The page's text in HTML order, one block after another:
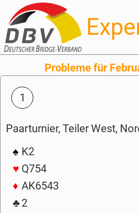
Probleme für
1
Paarturnier, Teiler West,
♠ K2
♥ Q754
♦ AK6543
♣2